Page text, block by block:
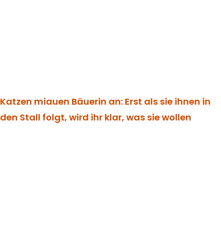
Katzen miauen Bäuerin an: Erst als sie ihnen in
den Stall folgt, wird ihr klar, was sie wollen